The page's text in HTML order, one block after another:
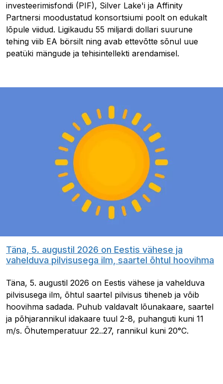
investeerimisfondi (PIF), Silver Lake'i ja Affinity
Partnersi moodustatud konsortsiumi poolt on edukalt
lõpule viidud. Ligikaudu 55 miljardi dollari suurune
tehing viib EA börsilt ning avab ettevõtte sõnul uue
peatüki mängude ja tehisintellekti arendamisel.
Täna, 5. augustil 2026 on Eestis vähese ja
vahelduva pilvisusega ilm, saartel õhtul hoovihma
Täna, 5. augustil 2026 on Eestis vähese ja vahelduva
pilvisusega ilm, õhtul saartel pilvisus tiheneb ja võib
hoovihma sadada. Puhub valdavalt lõunakaare, saartel
ja põhjarannikul idakaare tuul 2-8, puhanguti kuni 11
m/s. Õhutemperatuur 22..27, rannikul kuni 20°C.